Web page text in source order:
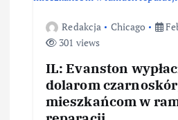
Redakcja Chicago
301 views
IL: Evanston
dolarom
mieszkańcom w